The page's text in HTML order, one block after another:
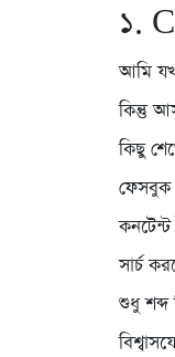
১.
আমি
কিন্তু
কিছু
ফেসবুক
সার্চ
শুধু শব্দ